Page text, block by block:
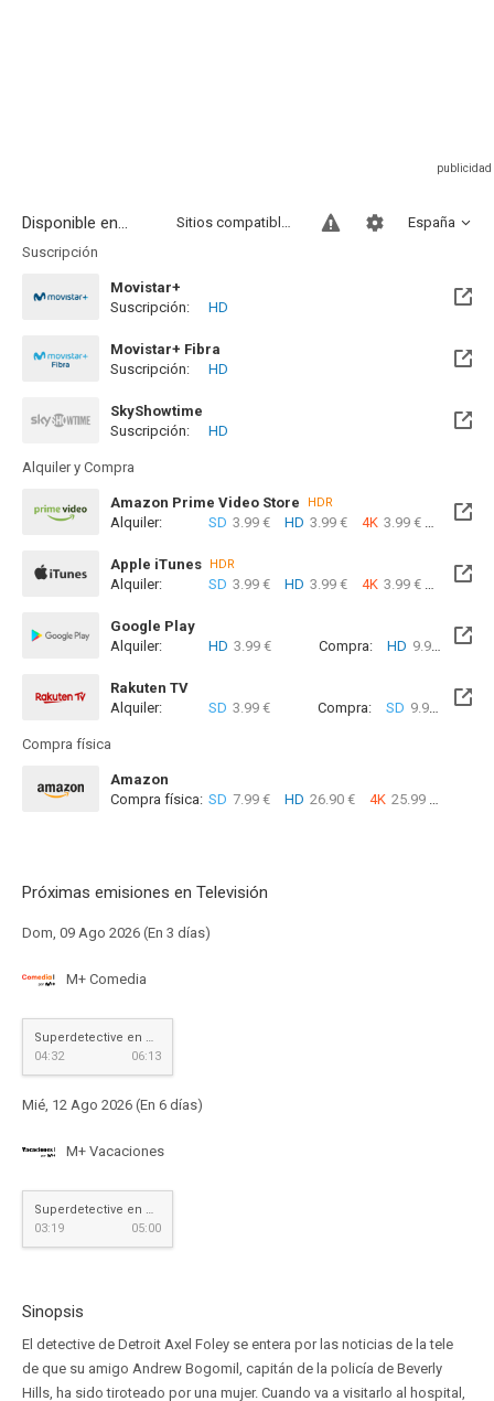
Disponible en... España
Sitios compatibles
Suscripción
Movistar+
Disponible hasta el Lun, 31 Ago 2026 (Quedan 26 días)
Suscripción: HD
Movistar+ Fibra
Disponible hasta el Lun, 31 Ago 2026 (Quedan 26 días)
Suscripción: HD
SkyShowtime
Próximamente. A partir del Mar, 01 Sep 2026 (En 26 días)
Suscripción: HD
Alquiler y Compra
Amazon Prime Video Store HDR
Alquiler: SD 3.99 € HD 3.99 € 4K 3.99 €
Apple iTunes HDR
Alquiler: SD 3.99 € HD 3.99 € 4K 3.99 €
Google Play
Alquiler:
HD 3.99 € Compra: HD 9.99 €
Rakuten TV
Alquiler:
SD 3.99 € Compra: SD 9.99 €
Compra física
Amazon
Compra física: SD 7.99 € HD 26.90 € 4K 25.99 €
Próximas emisiones en Televisión
Dom, 09 Ago 2026 (En 3 días)
M+ Comedia
Superdetective en Hollywood II
04:32
06:13
Mié, 12 Ago 2026 (En 6 días)
M+ Vacaciones
Superdetective en Hollywood II
03:19
05:00
Sinopsis
El detective de Detroit Axel Foley se entera por las noticias de la tele
de que su amigo Andrew Bogomil, capitán de la policía de Beverly
Hills, ha sido tiroteado por una mujer. Cuando va a visitarlo al hospital,